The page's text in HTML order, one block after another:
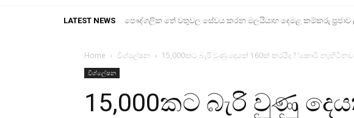
LATEST NEWS පෞද්ගලික තේ වතුවල සේවය කරන මලයියාහ දෙමළ කම්කරු
Home විශ්ලේෂන 15,000කට බැරි වුණු දෙයක් 160ක් කරයිද ? ‘කොටි
විශ්ලේෂන
15,000කට බැරි වුණු